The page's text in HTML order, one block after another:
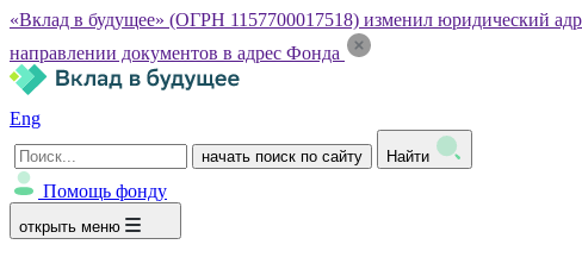
«Вклад в будущее» (ОГРН 1157700017518) изменил юридический
направлении документов в адрес Фонда
Eng
начать поиск по сайту Найти
Помощь фонду
открыть меню